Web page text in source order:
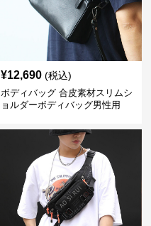
¥12,690 (税込)
ボディバッグ 合皮素材スリムシ
ョルダーボディバッグ男性用